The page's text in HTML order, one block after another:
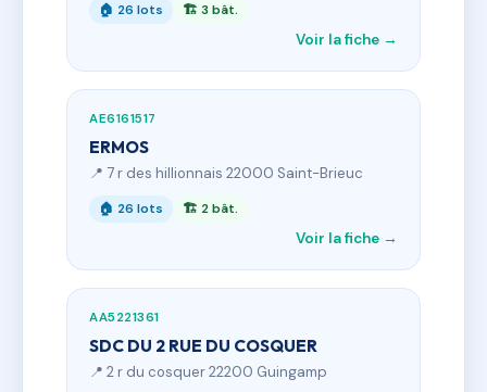
🏠 26 lots 🏗 3 bât.
Voir la fiche →
AE6161517
ERMOS
📍 7 r des hillionnais 22000 Saint-Brieuc
🏠 26 lots 🏗 2 bât.
Voir la fiche →
AA5221361
SDC DU 2 RUE DU COSQUER
📍 2 r du cosquer 22200 Guingamp